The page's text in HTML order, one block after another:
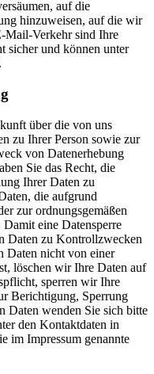
auf die
hinzuweisen, auf die wir
Mail-Verkehr sind Ihre
sicher und können unter
über die von uns
zu Ihrer Person sowie zur
von Datenerhebung
Sie das Recht, die
Ihrer Daten zu
die aufgrund
zur ordnungsgemäßen
eine Datensperre
Daten zu Kontrollzwecken
Daten nicht von einer
löschen wir Ihre Daten auf
sperren wir Ihre
Berichtigung, Sperrung
Daten wenden Sie sich bitte
den Kontaktdaten in
im Impressum genannte